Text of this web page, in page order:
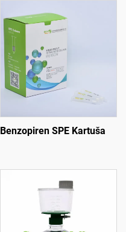
Benzopiren SPE Kartuša